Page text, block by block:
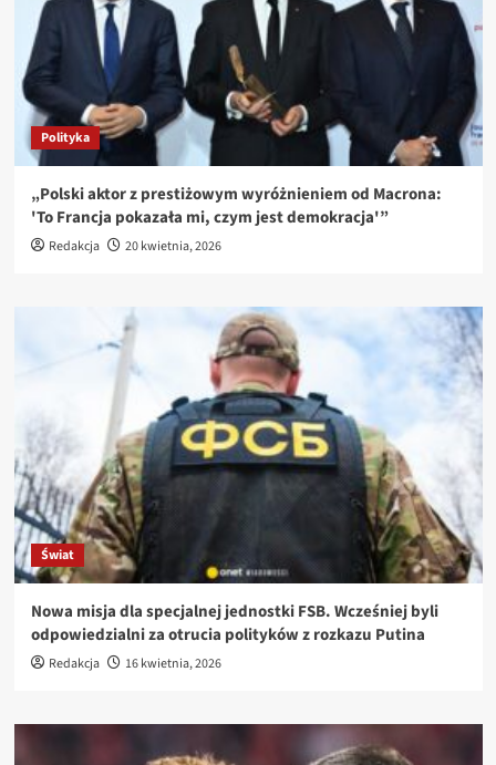
Polityka
„Polski aktor z prestiżowym wyróżnieniem od Macrona:
'To Francja pokazała mi, czym jest demokracja'”
Redakcja 20 kwietnia, 2026
Świat
Nowa misja dla specjalnej jednostki FSB. Wcześniej byli
odpowiedzialni za otrucia polityków z rozkazu Putina
Redakcja 16 kwietnia, 2026